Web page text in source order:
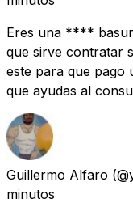
Eres una ****
que sirve contratar
este para que
que ayudas al
Guillermo Alfaro
minutos